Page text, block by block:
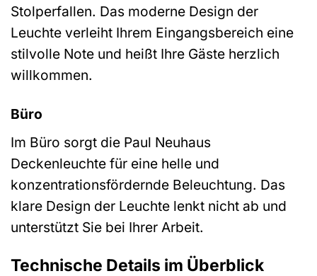
Stolperfallen. Das moderne Design der
Leuchte verleiht Ihrem Eingangsbereich eine
stilvolle Note und heißt Ihre Gäste herzlich
willkommen.
Büro
Im Büro sorgt die Paul Neuhaus
Deckenleuchte für eine helle und
konzentrationsfördernde Beleuchtung. Das
klare Design der Leuchte lenkt nicht ab und
unterstützt Sie bei Ihrer Arbeit.
Technische Details im Überblick